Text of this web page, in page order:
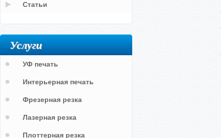
Статьи
Услуги
УФ печать
Интерьерная печать
Фрезерная резка
Лазерная резка
Плоттерная резка